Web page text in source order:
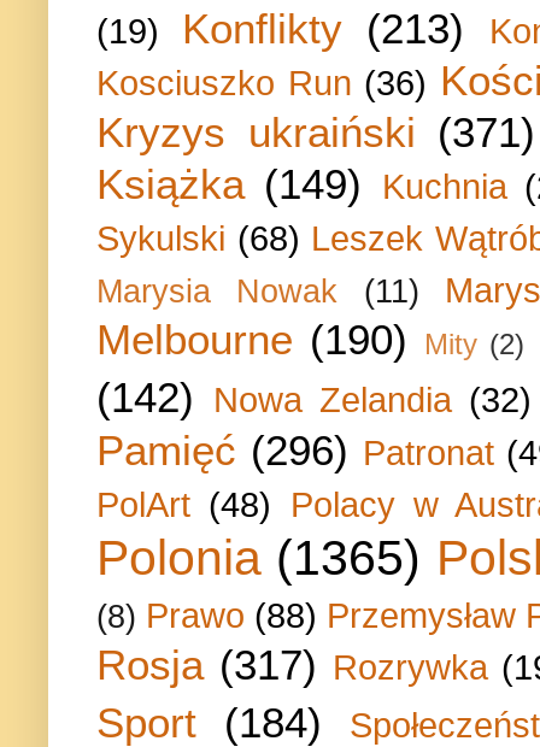
(19) Konflikty (213)
Kosciuszko Run (36)
Kryzys ukraiński (371)
Książka (149) Kuchnia
Sykulski (68) Leszek
Marysia Nowak (11)
Melbourne (190) Mity (2)
(142) Nowa Zelandia (32)
Pamięć (296) Patronat
PolArt (48) Polacy w
Polonia (1365)
(8) Prawo (88) Przemysław
Rosja (317) Rozrywka
Sport (184)